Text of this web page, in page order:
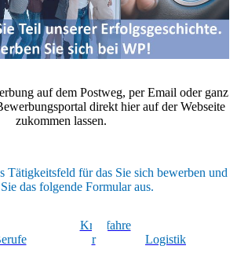
auf dem Postweg, per Email oder ganz
direkt hier auf der Webseite
zukommen lassen.
Tätigkeitsfeld für das Sie sich bewerben und
das folgende Formular aus.
Kraftfahre
r
Logistik